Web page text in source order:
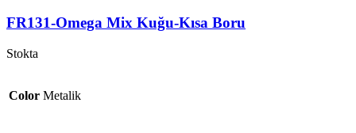
FR131-Omega Mix Kuğu-Kısa Boru
Stokta
Color Metalik